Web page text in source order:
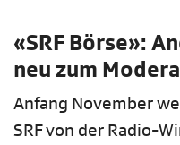
«SRF Börse»:
neu zum
Anfang November
SRF von der Radio-